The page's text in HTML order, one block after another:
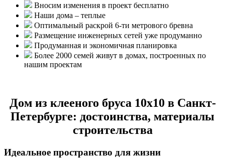
Вносим изменения в проект бесплатно
Наши дома – теплые
Оптимальный раскрой 6-ти метрового бревна
Размещение инженерных сетей уже продуманно
Продуманная и экономичная планировка
Более 2000 семей живут в домах, построенных по
нашим проектам
Дом из клееного бруса 10х10 в Санкт-
Петербурге: достоинства, материалы
строительства
Идеальное пространство для жизни